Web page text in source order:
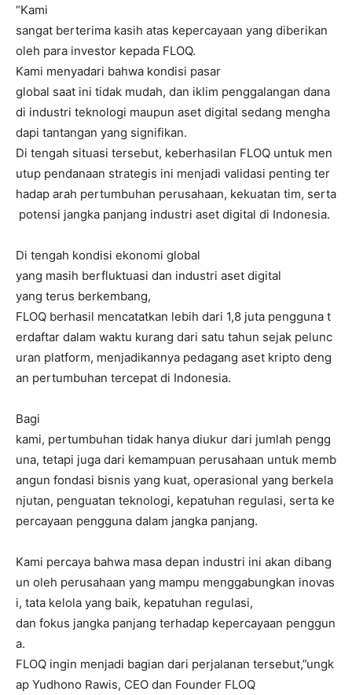
“Kami
sangat berterima kasih atas kepercayaan yang diberikan
oleh para investor kepada FLOQ.
Kami menyadari bahwa kondisi pasar
global saat ini tidak mudah, dan iklim penggalangan dana
di industri teknologi maupun aset digital sedang mengha
dapi tantangan yang signifikan.
Di tengah situasi tersebut, keberhasilan FLOQ untuk men
utup pendanaan strategis ini menjadi validasi penting ter
hadap arah pertumbuhan perusahaan, kekuatan tim, serta
potensi jangka panjang industri aset digital di Indonesia.
Di tengah kondisi ekonomi global
yang masih berfluktuasi dan industri aset digital
yang terus berkembang,
FLOQ berhasil mencatatkan lebih dari 1,8 juta pengguna t
erdaftar dalam waktu kurang dari satu tahun sejak pelunc
uran platform, menjadikannya pedagang aset kripto deng
an pertumbuhan tercepat di Indonesia.
Bagi
kami, pertumbuhan tidak hanya diukur dari jumlah pengg
una, tetapi juga dari kemampuan perusahaan untuk memb
angun fondasi bisnis yang kuat, operasional yang berkela
njutan, penguatan teknologi, kepatuhan regulasi, serta ke
percayaan pengguna dalam jangka panjang.
Kami percaya bahwa masa depan industri ini akan dibang
un oleh perusahaan yang mampu menggabungkan inovas
i, tata kelola yang baik, kepatuhan regulasi,
dan fokus jangka panjang terhadap kepercayaan penggun
a.
FLOQ ingin menjadi bagian dari perjalanan tersebut,”ungk
ap Yudhono Rawis, CEO dan Founder FLOQ